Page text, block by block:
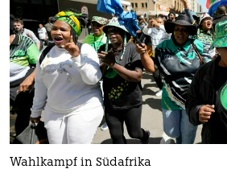
Wahlkampf in Südafrika